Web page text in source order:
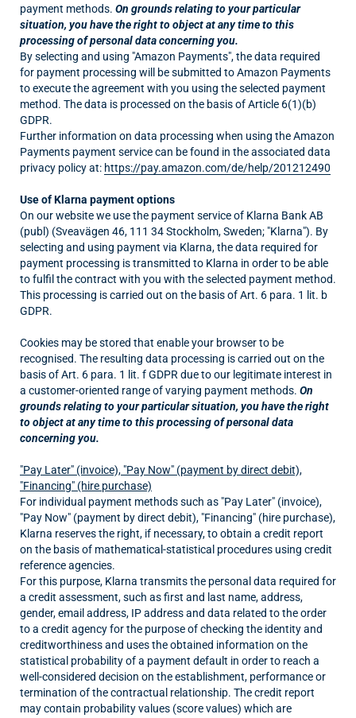
payment methods. On grounds relating to your particular
situation, you have the right to object at any time to this
processing of personal data concerning you.
By selecting and using "Amazon Payments", the data required
for payment processing will be submitted to Amazon Payments
to execute the agreement with you using the selected payment
method. The data is processed on the basis of Article 6(1)(b)
GDPR.
Further information on data processing when using the Amazon
Payments payment service can be found in the associated data
privacy policy at: https://pay.amazon.com/de/help/201212490
Use of Klarna payment options
On our website we use the payment service of Klarna Bank AB
(publ) (Sveavägen 46, 111 34 Stockholm, Sweden; "Klarna"). By
selecting and using payment via Klarna, the data required for
payment processing is transmitted to Klarna in order to be able
to fulfil the contract with you with the selected payment method.
This processing is carried out on the basis of Art. 6 para. 1 lit. b
GDPR.
Cookies may be stored that enable your browser to be
recognised. The resulting data processing is carried out on the
basis of Art. 6 para. 1 lit. f GDPR due to our legitimate interest in
a customer-oriented range of varying payment methods. On
grounds relating to your particular situation, you have the right
to object at any time to this processing of personal data
concerning you.
"Pay Later" (invoice), "Pay Now" (payment by direct debit),
"Financing" (hire purchase)
For individual payment methods such as "Pay Later" (invoice),
"Pay Now" (payment by direct debit), "Financing" (hire purchase),
Klarna reserves the right, if necessary, to obtain a credit report
on the basis of mathematical-statistical procedures using credit
reference agencies.
For this purpose, Klarna transmits the personal data required for
a credit assessment, such as first and last name, address,
gender, email address, IP address and data related to the order
to a credit agency for the purpose of checking the identity and
creditworthiness and uses the obtained information on the
statistical probability of a payment default in order to reach a
well-considered decision on the establishment, performance or
termination of the contractual relationship. The credit report
may contain probability values (score values) which are